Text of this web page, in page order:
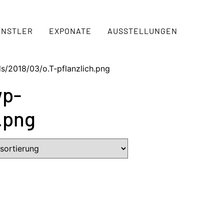
EXPONATE AUSSTELLUNGEN
2018/03/o.T-pflanzlich.png